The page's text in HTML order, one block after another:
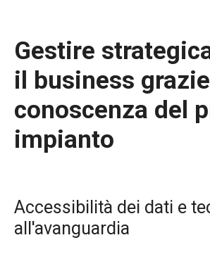
Gestire
il business
conoscenza del
impianto
Accessibilità dei dati e
all'avanguardia